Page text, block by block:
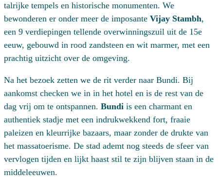
talrijke tempels en historische monumenten. We
bewonderen er onder meer de imposante Vijay Stambh,
een 9 verdiepingen tellende overwinningszuil uit de 15e
eeuw, gebouwd in rood zandsteen en wit marmer, met een
prachtig uitzicht over de omgeving.
Na het bezoek zetten we de rit verder naar Bundi. Bij
aankomst checken we in in het hotel en is de rest van de
dag vrij om te ontspannen. Bundi is een charmant en
authentiek stadje met een indrukwekkend fort, fraaie
paleizen en kleurrijke bazaars, maar zonder de drukte van
het massatoerisme. De stad ademt nog steeds de sfeer van
vervlogen tijden en lijkt haast stil te zijn blijven staan in de
middeleeuwen.